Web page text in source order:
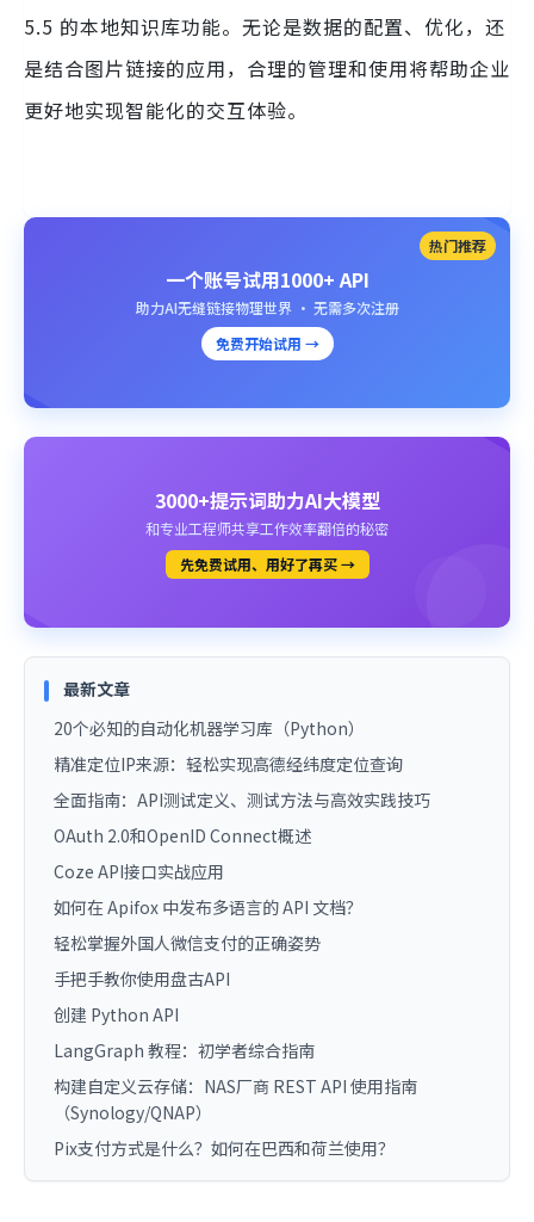
5.5 的本地知识库功能。无论是数据的配置、优化，还
是结合图片链接的应用，合理的管理和使用将帮助企业
更好地实现智能化的交互体验。
热门推荐
一个账号试用1000+ API
助力AI无缝链接物理世界 · 无需多次注册
免费开始试用 →
3000+提示词助力AI大模型
和专业工程师共享工作效率翻倍的秘密
先免费试用、用好了再买 →
最新文章
20个必知的自动化机器学习库（Python）
精准定位IP来源：轻松实现高德经纬度定位查询
全面指南：API测试定义、测试方法与高效实践技巧
OAuth 2.0和OpenID Connect概述
Coze API接口实战应用
如何在 Apifox 中发布多语言的 API 文档？
轻松掌握外国人微信支付的正确姿势
手把手教你使用盘古API
创建 Python API
LangGraph 教程：初学者综合指南
构建自定义云存储：NAS厂商 REST API 使用指南
（Synology/QNAP）
Pix支付方式是什么？如何在巴西和荷兰使用？